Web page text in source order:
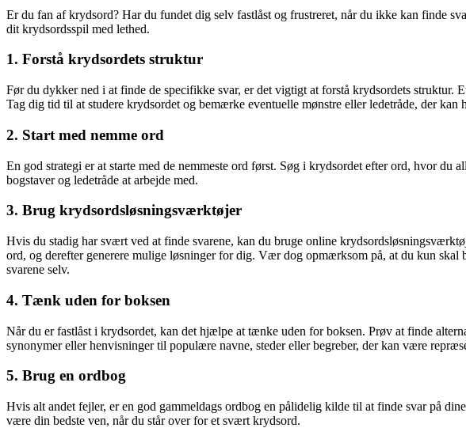
Er du fan af krydsord? Har du fundet dig selv fastlåst og frustreret, når du ikke kan finde
dit krydsordsspil med lethed.
1. Forstå krydsordets struktur
Før du dykker ned i at finde de specifikke svar, er det vigtigt at forstå krydsordets struktur.
Tag dig tid til at studere krydsordet og bemærke eventuelle mønstre eller ledetråde, der
2. Start med nemme ord
En god strategi er at starte med de nemmeste ord først. Søg i krydsordet efter ord, hvor du
bogstaver og ledetråde at arbejde med.
3. Brug krydsordsløsningsværktøjer
Hvis du stadig har svært ved at finde svarene, kan du bruge online
ord, og derefter generere mulige løsninger for dig. Vær dog opmærksom på, at du kun
svarene selv.
4. Tænk uden for boksen
Når du er fastlåst i krydsordet, kan det hjælpe at tænke uden for boksen. Prøv at finde
synonymer eller henvisninger til populære navne, steder eller begreber, der kan være
5. Brug en ordbog
Hvis alt andet fejler, er en god gammeldags ordbog en pålidelig kilde til at finde svar på
være din bedste ven, når du står over for et svært krydsord.